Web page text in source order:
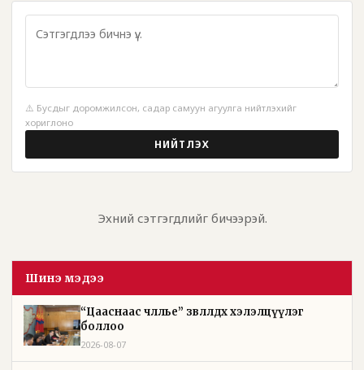
⚠️ Бусдыг доромжилсон, садар самуун агуулга нийтлэхийг
хориглоно
НИЙТЛЭХ
Эхний сэтгэгдлийг бичээрэй.
Шинэ мэдээ
“Цааснаас чөлөөлье” зөвлөлдөх хэлэлцүүлэг
боллоо
2026-08-07